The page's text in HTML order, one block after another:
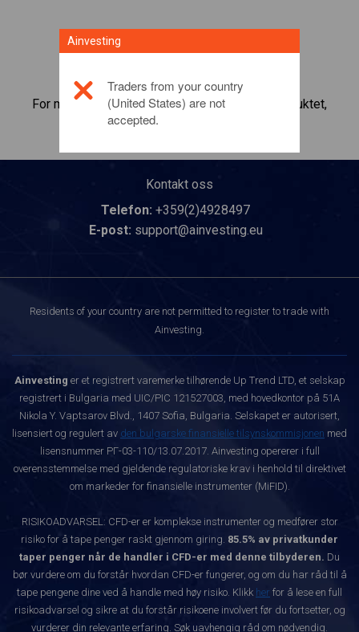
For mer informasjon om dette investeringsproduktet,
klikk her
Kontakt oss
Telefon: +359(2)4928497
E-post: support@ainvesting.eu
Residents of your country are not permitted to register to trade with
Ainvesting.
Ainvesting er et registrert varemerke tilhørende Up Trend LTD, et selskap
registrert i Bulgaria med UIC/PIC 121527003, med hovedkontor på 51A
Nikola Y. Vaptsarov Blvd., 1407 Sofia, Bulgaria. Selskapet er autorisert,
lisensiert og regulert av den bulgarske finansielle tilsynskommisjonen med
lisensnummer РГ-03-110/13.07.2017. Ainvesting opererer i full
overensstemmelse med gjeldende regulatoriske krav i henhold til direktivet
om markeder for finansielle instrumenter (MiFID).
RISIKOADVARSEL: CFD-er er komplekse instrumenter og medfører stor
risiko for å tape penger raskt gjennom giring. 85.5% av privatkunder
taper penger når de handler i CFD-er med denne tilbyderen. Du
bør vurdere om du forstår hvordan CFD-er fungerer, og om du har råd til å
tape pengene dine ved å handle med høy risiko. Klikk her for å lese en full
risikoadvarsel og sikre at du forstår risikoene involvert før du fortsetter, og
vurderer din relevante erfaring. Søk uavhengig råd om nødvendig.
Ainvesting
Traders from your country
(United States) are not
accepted.